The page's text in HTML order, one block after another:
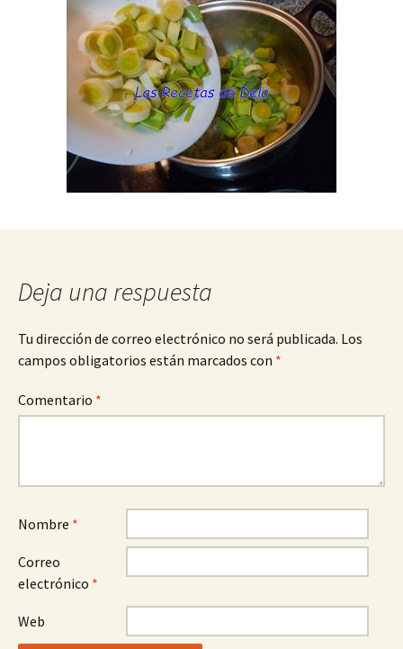
Deja una respuesta
Tu dirección de correo electrónico no será publicada. Los
campos obligatorios están marcados con *
Comentario *
Nombre *
Correo
electrónico *
Web